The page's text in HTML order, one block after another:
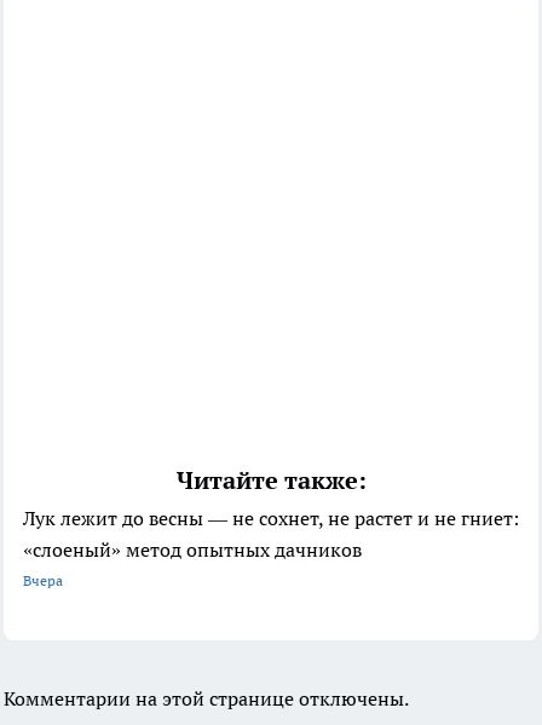
Читайте также:
Лук лежит до весны — не сохнет, не растет и не гниет:
«слоеный» метод опытных дачников
Вчера
Комментарии на этой странице отключены.